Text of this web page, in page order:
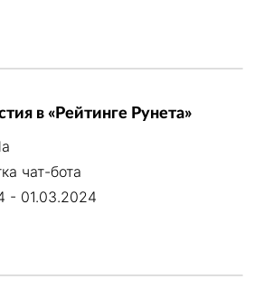
в «Рейтинге Рунета»
чат-бота
- 01.03.2024